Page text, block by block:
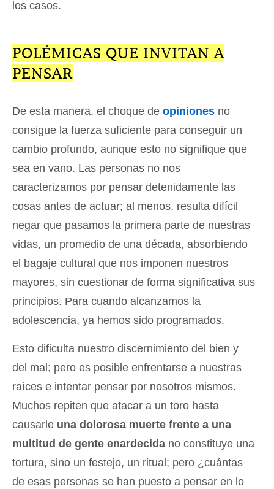
los casos.
POLÉMICAS QUE INVITAN A
PENSAR
De esta manera, el choque de opiniones no
consigue la fuerza suficiente para conseguir un
cambio profundo, aunque esto no signifique que
sea en vano. Las personas no nos
caracterizamos por pensar detenidamente las
cosas antes de actuar; al menos, resulta difícil
negar que pasamos la primera parte de nuestras
vidas, un promedio de una década, absorbiendo
el bagaje cultural que nos imponen nuestros
mayores, sin cuestionar de forma significativa sus
principios. Para cuando alcanzamos la
adolescencia, ya hemos sido programados.
Esto dificulta nuestro discernimiento del bien y
del mal; pero es posible enfrentarse a nuestras
raíces e intentar pensar por nosotros mismos.
Muchos repiten que atacar a un toro hasta
causarle una dolorosa muerte frente a una
multitud de gente enardecida no constituye una
tortura, sino un festejo, un ritual; pero ¿cuántas
de esas personas se han puesto a pensar en lo